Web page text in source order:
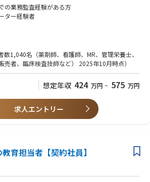
ルアップできるやりがいのあるお仕事です。
の業務監査経験がある方
ター経験者
数1,040名（薬剤師、看護師、MR、管理栄養士、
売者、臨床検査技師など） 2025年10月時点）
想定年収 424 万円 ~ 575 万円
求人エントリー
育担当者【契約社員】